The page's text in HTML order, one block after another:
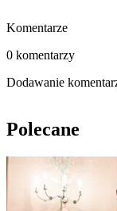
Komentarze
0 komentarzy
Dodawanie
Polecane